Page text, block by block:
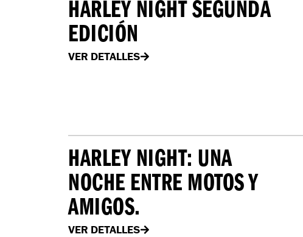
HARLEY NIGHT SEGUNDA
EDICIÓN
VER DETALLES
HARLEY NIGHT: UNA
NOCHE ENTRE MOTOS Y
AMIGOS.
VER DETALLES